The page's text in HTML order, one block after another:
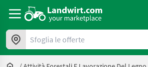
Sfoglia le offerte